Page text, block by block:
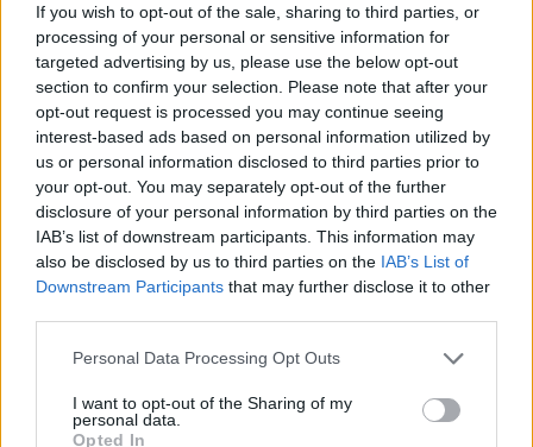
If you wish to opt-out of the sale, sharing to third parties, or
processing of your personal or sensitive information for
targeted advertising by us, please use the below opt-out
section to confirm your selection. Please note that after your
opt-out request is processed you may continue seeing
interest-based ads based on personal information utilized by
us or personal information disclosed to third parties prior to
your opt-out. You may separately opt-out of the further
disclosure of your personal information by third parties on the
IAB’s list of downstream participants. This information may
also be disclosed by us to third parties on the IAB’s List of
Downstream Participants that may further disclose it to other
Personal Data Processing Opt Outs
I want to opt-out of the Sharing of my
personal data.
Opted In
Aktuális időjárás Óránkénti előrejelzés
30/60/90 napos előrejelzés
Vészjelzések, figyelmeztetések Orvosmeteorológia
Felhőkép Hőtérkép Páratartalom
Széltérkép Radar Hójelentés